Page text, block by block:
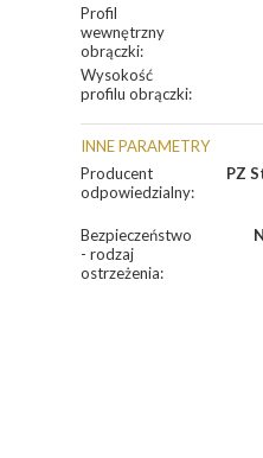
Profil
wewnętrzny
obrączki:
Wysokość
profilu obrączki:
INNE PARAMETRY
Producent
odpowiedzialny:
PZ
Bezpieczeństwo
- rodzaj
ostrzeżenia: